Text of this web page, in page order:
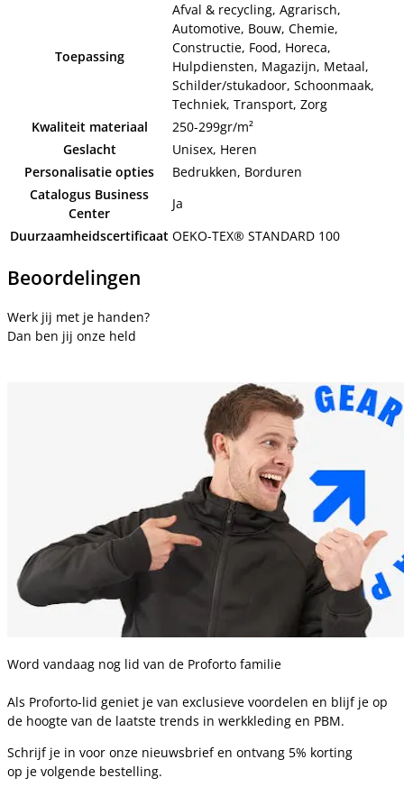
Toepassing
Afval & recycling, Agrarisch,
Automotive, Bouw, Chemie,
Constructie, Food, Horeca,
Hulpdiensten, Magazijn, Metaal,
Schilder/stukadoor, Schoonmaak,
Techniek, Transport, Zorg
Kwaliteit materiaal
250-299gr/m²
Geslacht
Unisex, Heren
Personalisatie opties
Bedrukken, Borduren
Catalogus Business
Center
Ja
Duurzaamheidscertificaat OEKO-TEX® STANDARD 100
Beoordelingen
Werk jij met je handen?
Dan ben jij onze held
Word vandaag nog lid van de Proforto familie
Als Proforto-lid geniet je van exclusieve voordelen en blijf je op
de hoogte van de laatste trends in werkkleding en PBM.
Schrijf je in voor onze nieuwsbrief en ontvang 5% korting
op je volgende bestelling.